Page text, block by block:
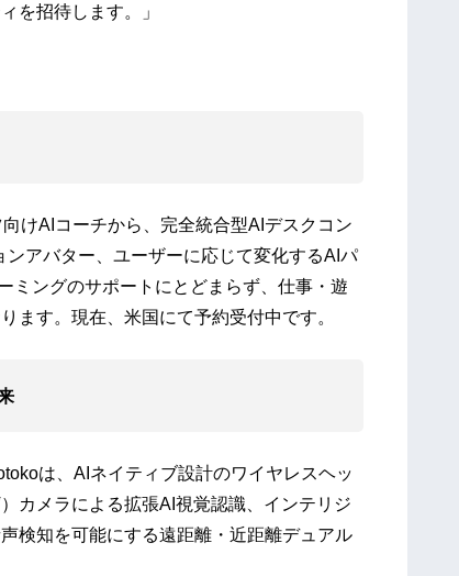
を招待します。」
けAIコーチから、完全統合型AIデスクコン
アバター、ユーザーに応じて変化するAIパ
ミングのサポートにとどまらず、仕事・遊
ます。現在、米国にて予約受付中です。
は、AIネイティブ設計のワイヤレスヘッ
カメラによる拡張AI視覚認識、インテリジ
検知を可能にする遠距離・近距離デュアル